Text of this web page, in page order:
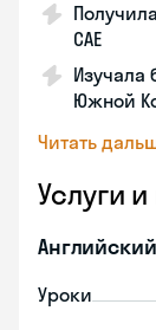
CAE
Изучала
Южной
Читать
Услуги
Уроки